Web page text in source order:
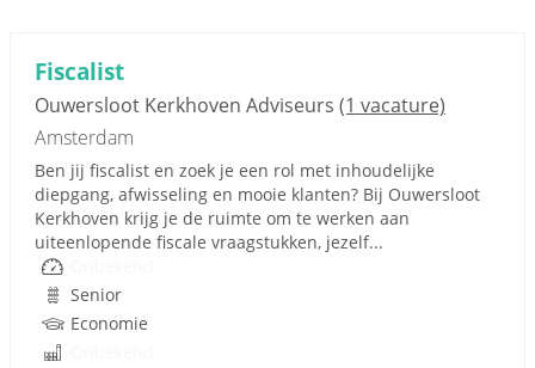
Fiscalist
Ouwersloot Kerkhoven Adviseurs (1 vacature)
Amsterdam
Ben jij fiscalist en zoek je een rol met inhoudelijke
diepgang, afwisseling en mooie klanten? Bij Ouwersloot
Kerkhoven krijg je de ruimte om te werken aan
uiteenlopende fiscale vraagstukken, jezelf...
Senior
Economie